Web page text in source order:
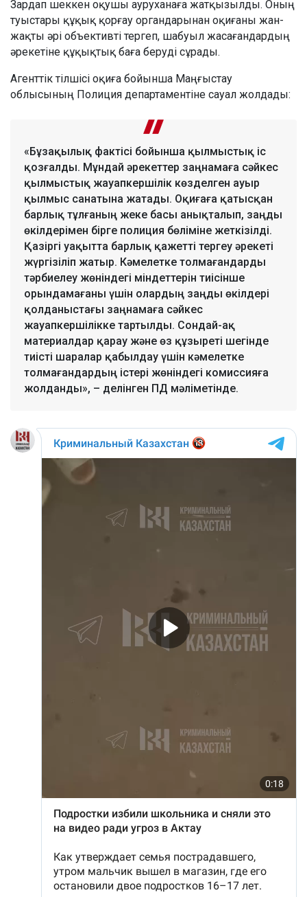
Зардап шеккен оқушы ауруханаға жатқызылды. Оның
туыстары құқық қорғау органдарынан оқиғаны жан-
жақты әрі объективті тергеп, шабуыл жасағандардың
әрекетіне құқықтық баға беруді сұрады.
Агенттік тілшісі оқиға бойынша Маңғыстау
облысының Полиция департаментіне сауал жолдады:
«Бұзақылық фактісі бойынша қылмыстық іс
қозғалды. Мұндай әрекеттер заңнамаға сәйкес
қылмыстық жауапкершілік көзделген ауыр
қылмыс санатына жатады. Оқиғаға қатысқан
барлық тұлғаның жеке басы анықталып, заңды
өкілдерімен бірге полиция бөліміне жеткізілді.
Қазіргі уақытта барлық қажетті тергеу әрекеті
жүргізіліп жатыр. Кәмелетке толмағандарды
тәрбиелеу жөніндегі міндеттерін тиісінше
орындамағаны үшін олардың заңды өкілдері
қолданыстағы заңнамаға сәйкес
жауапкершілікке тартылды. Сондай-ақ
материалдар қарау және өз құзыреті шегінде
тиісті шаралар қабылдау үшін кәмелетке
толмағандардың істері жөніндегі комиссияға
жолданды», – делінген ПД мәліметінде.